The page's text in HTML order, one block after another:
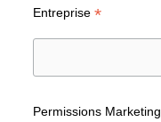
Entreprise *
Permissions Marketing